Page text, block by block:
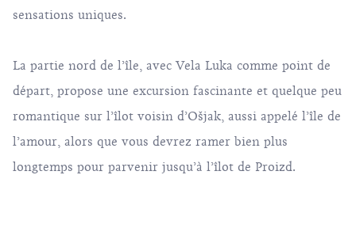
sensations uniques.
La partie nord de l’île, avec Vela Luka comme point de
départ, propose une excursion fascinante et quelque peu
romantique sur l’îlot voisin d’Ošjak, aussi appelé l’île de
l’amour, alors que vous devrez ramer bien plus
longtemps pour parvenir jusqu’à l’îlot de Proizd.